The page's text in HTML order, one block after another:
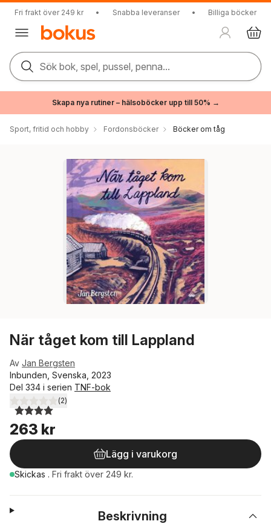
Fri frakt över 249 kr • Snabba leveranser • Billiga böcker
Sök bok, spel, pussel, penna...
Skapa nya rutiner – hälsoböcker upp till 50% →
Sport, fritid och hobby Fordonsböcker Böcker om tåg
När tåget kom till Lappland
Av Jan Bergsten
Inbunden, Svenska, 2023
Del 334 i serien TNF-bok
4,0utav 5 stjärnor. Totalt antal röster:
(2)
263 kr
Lägg i varukorg
Skickas . Fri frakt över 249 kr.
Beskrivning